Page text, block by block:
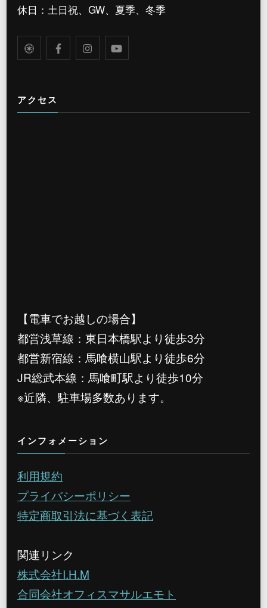
休日：土日祝、GW、夏季、冬季
アクセス
【電車でお越しの場合】
都営浅草線：東日本橋駅より徒歩3分
都営新宿線：馬喰横山駅より徒歩6分
JR総武本線：馬喰町駅より徒歩10分
※近隣、駐車場多数あります。
インフォメーション
利用規約
プライバシーポリシー
特定商取引法に基づく表記
関連リンク
株式会社I.H.M
合同会社オフィスマサルエモト